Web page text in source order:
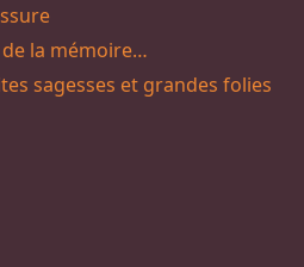
la mémoire…
sagesses et grandes folies